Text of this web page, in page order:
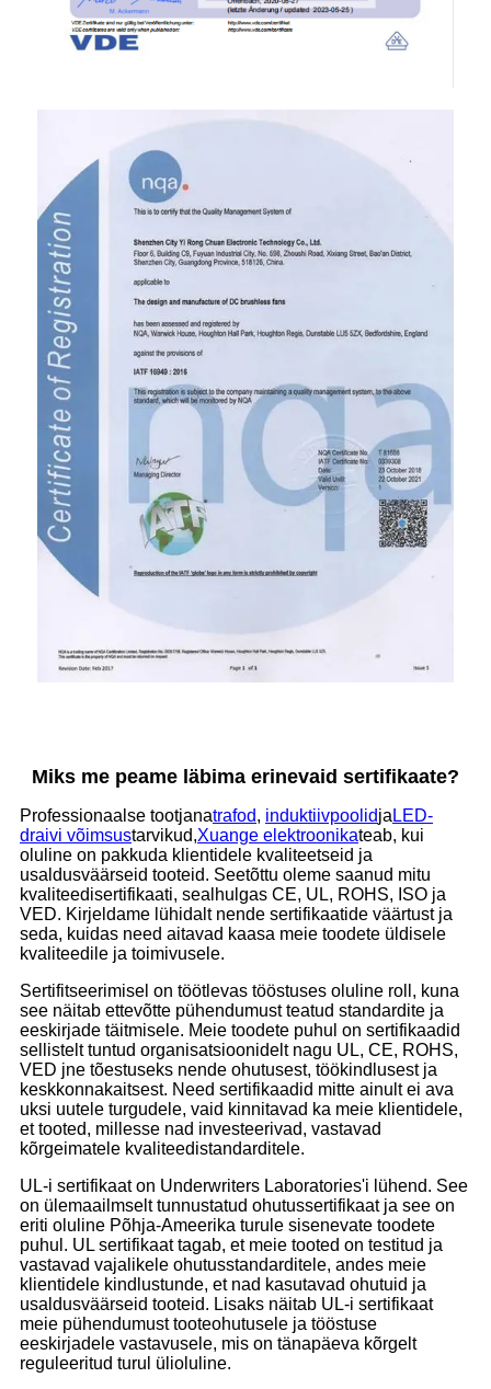
Miks me peame läbima erinevaid sertifikaate?
Professionaalse tootjanatrafod, induktiivpoolidja LED-
draivi võimsustarvikud,Xuange elektroonikateab, kui
oluline on pakkuda klientidele kvaliteetseid ja
usaldusväärseid tooteid. Seetõttu oleme saanud mitu
kvaliteedisertifikaati, sealhulgas CE, UL, ROHS, ISO ja
VED. Kirjeldame lühidalt nende sertifikaatide väärtust ja
seda, kuidas need aitavad kaasa meie toodete üldisele
kvaliteedile ja toimivusele.
Sertifitseerimisel on töötlevas tööstuses oluline roll, kuna
see näitab ettevõtte pühendumust teatud standardite ja
eeskirjade täitmisele. Meie toodete puhul on sertifikaadid
sellistelt tuntud organisatsioonidelt nagu UL, CE, ROHS,
VED jne tõestuseks nende ohutusest, töökindlusest ja
keskkonnakaitsest. Need sertifikaadid mitte ainult ei ava
uksi uutele turgudele, vaid kinnitavad ka meie klientidele,
et tooted, millesse nad investeerivad, vastavad
kõrgeimatele kvaliteedistandarditele.
UL-i sertifikaat on Underwriters Laboratories'i lühend. See
on ülemaailmselt tunnustatud ohutussertifikaat ja see on
eriti oluline Põhja-Ameerika turule sisenevate toodete
puhul. UL sertifikaat tagab, et meie tooted on testitud ja
vastavad vajalikele ohutusstandarditele, andes meie
klientidele kindlustunde, et nad kasutavad ohutuid ja
usaldusväärseid tooteid. Lisaks näitab UL-i sertifikaat
meie pühendumust tooteohutusele ja tööstuse
eeskirjadele vastavusele, mis on tänapäeva kõrgelt
reguleeritud turul ülioluline.